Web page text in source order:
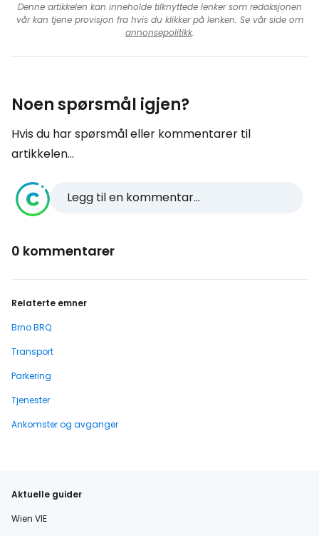
Denne artikkelen kan inneholde tilknyttede lenker som redaksjonen
vår kan tjene provisjon fra hvis du klikker på lenken. Se vår side om
annonsepolitikk.
Noen spørsmål igjen?
Hvis du har spørsmål eller kommentarer til
artikkelen...
Legg til en kommentar...
0 kommentarer
Relaterte emner
Brno BRQ
Transport
Parkering
Tjenester
Ankomster og avganger
Aktuelle guider
Wien VIE